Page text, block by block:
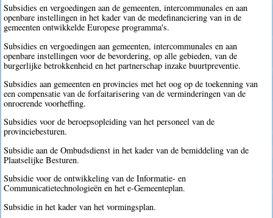
Subsidies en vergoedingen aan de gemeenten, intercommunales en aan
openbare instellingen in het kader van de medefinanciering van in de
gemeenten ontwikkelde Europese programma's.
Subsidies en vergoedingen aan gemeenten, intercommunales en aan
openbare instellingen voor de bevordering, op alle gebieden, van de
burgerlijke betrokkenheid en het partnerschap inzake buurtpreventie.
Subsidies aan gemeenten en provincies met het oog op de toekenning van
een compensatie van de forfaitarisering van de verminderingen van de
onroerende voorheffing.
Subsidies voor de beroepsopleiding van het personeel van de
provinciebesturen.
Subsidie aan de Ombudsdienst in het kader van de bemiddeling van de
Plaatselijke Besturen.
Subsidie voor de ontwikkeling van de Informatie- en
Communicatietechnologieën en het e-Gemeenteplan.
Subsidie in het kader van het vormingsplan.